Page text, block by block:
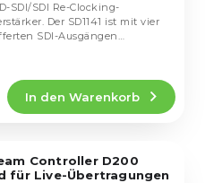
In den Warenkorb
SDI/SDI Re-Clocking-
Der SD1141 ist mit vier
SDI-Ausgängen
Controller D200
für Live-Übertragungen